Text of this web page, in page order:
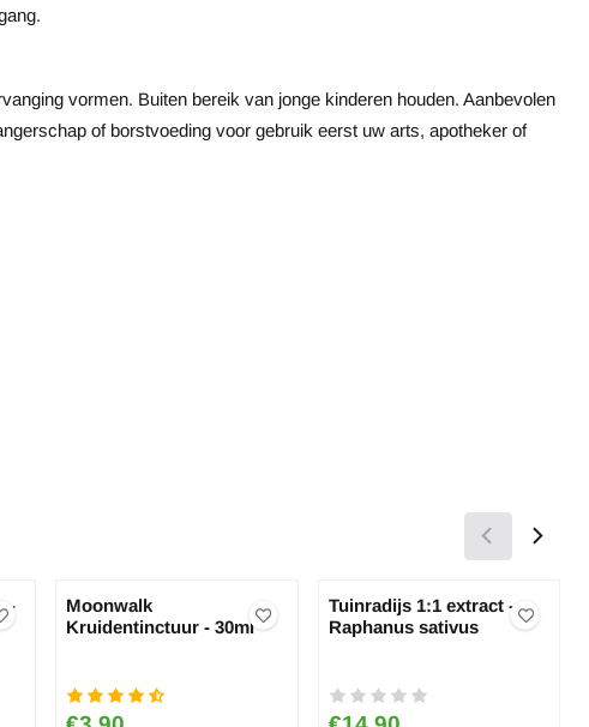
vormen. Buiten bereik van jonge kinderen houden. Aanbevolen
of borstvoeding voor gebruik eerst uw arts, apotheker of
-
Moonwalk
Kruidentinctuur - 30ml
Prijs: 3,90
Tuinradijs 1:1 extract -
Raphanus sativus
Prijs: 14,90